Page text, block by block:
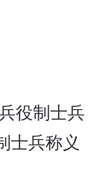
役制士兵
士兵称义